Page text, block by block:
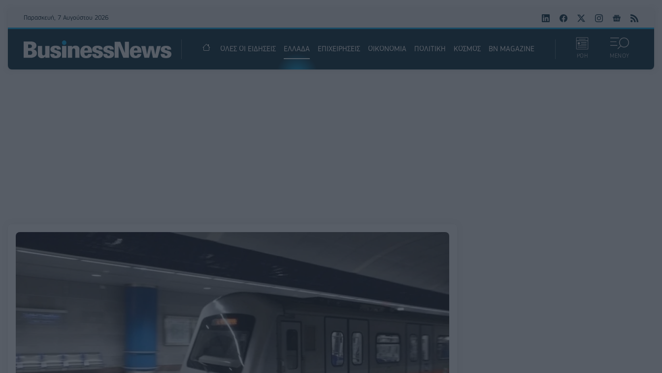
Παρασκευή, 7 Αυγούστου 2026
ΟΛΕΣ ΟΙ ΕΙΔΗΣΕΙΣ ΕΛΛΑΔΑ ΕΠΙΧΕΙΡΗΣΕΙΣ ΟΙΚΟΝΟΜΙΑ ΠΟΛΙΤΙΚΗ ΚΟΣΜΟΣ BN MAGAZINE
ΡΟΗ ΜΕΝΟΥ